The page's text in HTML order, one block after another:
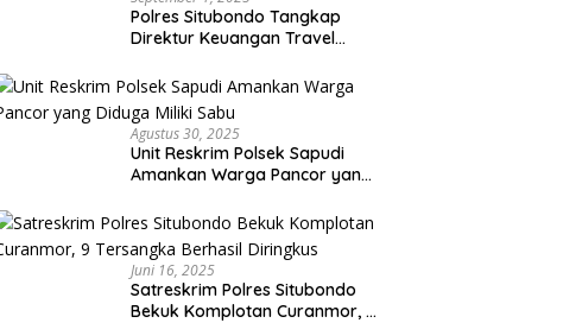
Polres Situbondo Tangkap
Direktur Keuangan Travel
Capai Miliaran Rupiah
Agustus 30, 2025
Unit Reskrim Polsek Sapudi
Amankan Warga Pancor yang
Juni 16, 2025
Satreskrim Polres Situbondo
Bekuk Komplotan Curanmor, 9